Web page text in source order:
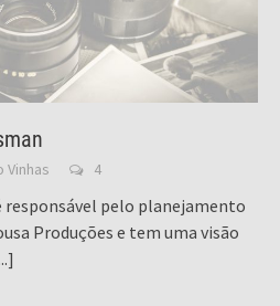
Vinhas 4
responsável pelo planejamento
Produções e tem uma visão